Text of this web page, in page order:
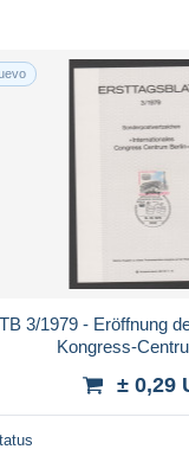
3/1979 - Eröffnung
Kongress-
± 0,29